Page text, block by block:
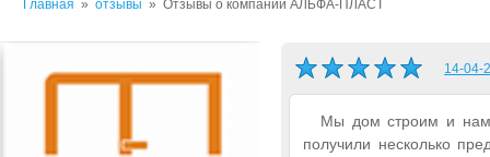
Главная » отзывы » Отзывы о компании АЛЬФА-ПЛАСТ
14-04-
Мы дом строим и нам
получили несколько